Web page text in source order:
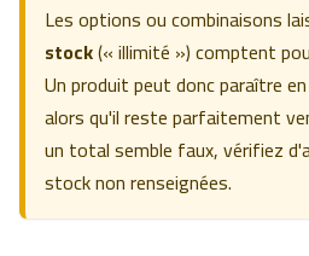
Les options ou combinaisons
stock(« illimité ») comptent
Un produit peut donc paraître
alors qu'il reste parfaitement
un total semble faux, vérifiez
stock non renseignées.